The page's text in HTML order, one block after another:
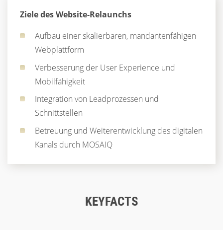
Ziele des Website-Relaunchs
Aufbau einer skalierbaren, mandantenfähigen
Webplattform
Verbesserung der User Experience und
Mobilfähigkeit
Integration von Leadprozessen und
Schnittstellen
Betreuung und Weiterentwicklung des digitalen
Kanals durch MOSAIQ
KEYFACTS